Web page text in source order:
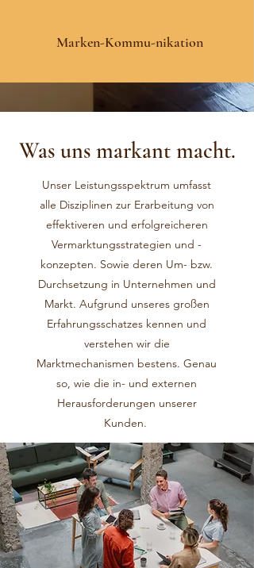
Marken-Kommu-nikation
Was uns markant macht.
Unser Leistungsspektrum umfasst
alle Disziplinen zur Erarbeitung von
effektiveren und erfolgreicheren
Vermarktungsstrategien und -
konzepten. Sowie deren Um- bzw.
Durchsetzung in Unternehmen und
Markt. Aufgrund unseres großen
Erfahrungsschatzes kennen und
verstehen wir die
Marktmechanismen bestens. Genau
so, wie die in- und externen
Herausforderungen unserer
Kunden.